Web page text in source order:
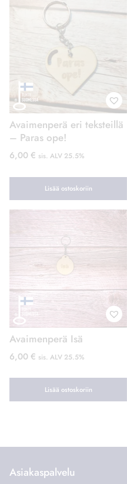
Avaimenperä eri teksteillä
– Paras ope!
6,00 € sis. ALV 25.5%
Lisää ostoskoriin
Avaimenperä Isä
6,00 € sis. ALV 25.5%
Lisää ostoskoriin
Asiakaspalvelu